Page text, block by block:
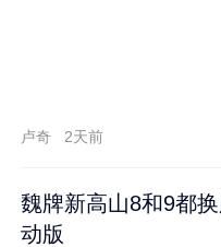
卢奇 2天前
魏牌新高山8和9都
动版